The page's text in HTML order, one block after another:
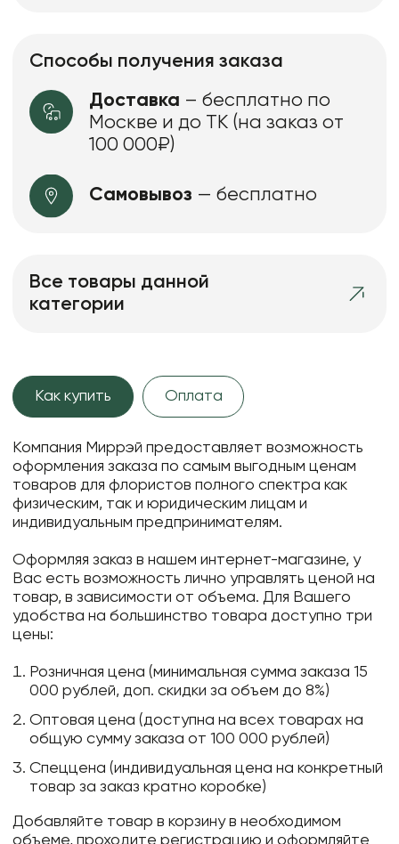
Способы получения заказа
Доставка – бесплатно по
Москве и до ТК (на заказ от
100 000₽)
Самовывоз — бесплатно
Все товары данной
категории
Как купить Оплата
Компания Миррэй предоставляет возможность
оформления заказа по самым выгодным ценам
товаров для флористов полного спектра как
физическим, так и юридическим лицам и
индивидуальным предпринимателям.
Оформляя заказ в нашем интернет-магазине, у
Вас есть возможность лично управлять ценой на
товар, в зависимости от объема. Для Вашего
удобства на большинство товара доступно три
цены:
Розничная цена (минимальная сумма заказа 15
000 рублей, доп. скидки за объем до 8%)
Оптовая цена (доступна на всех товарах на
общую сумму заказа от 100 000 рублей)
Спеццена (индивидуальная цена на конкретный
товар за заказ кратно коробке)
Добавляйте товар в корзину в необходимом
объеме, проходите регистрацию и оформляйте